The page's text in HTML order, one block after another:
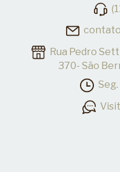
Rua Pedro
370- São
Seg.